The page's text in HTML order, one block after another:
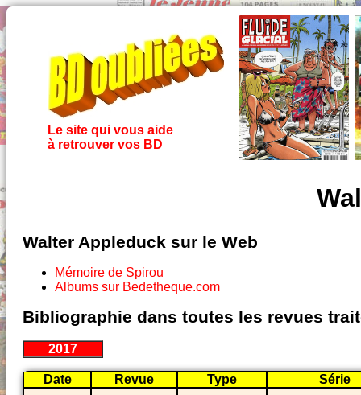
Le site qui vous aide
à retrouver vos BD
Walter Appleduck sur le Web
Mémoire de Spirou
Albums sur Bedetheque.com
Bibliographie dans toutes les revues
2017
Date Revue Type
Série